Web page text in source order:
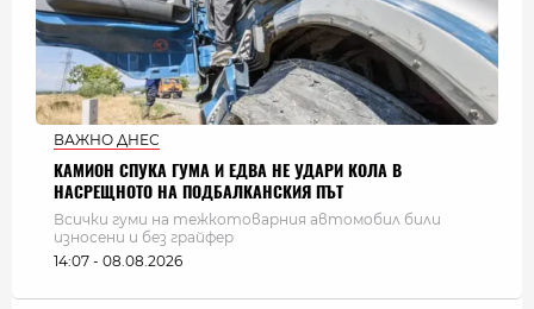
ВАЖНО ДНЕС
КАМИОН СПУКА ГУМА И ЕДВА НЕ УДАРИ КОЛА В
НАСРЕЩНОТО НА ПОДБАЛКАНСКИЯ ПЪТ
Всички гуми на тежкотоварния автомобил били
износени и без грайфер
14:07 - 08.08.2026